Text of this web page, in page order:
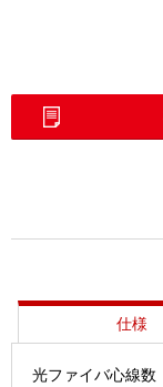
仕様
光ファイバ心線数